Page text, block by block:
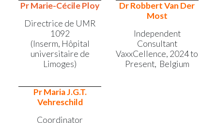
Pr Marie-Cécile Ploy
Directrice de UMR
1092
(Inserm, Hôpital
universitaire de
Limoges)
Dr Robbert Van Der
Most
Independent
Consultant
VaxxCellence, 2024 to
Present, Belgium
Pr Maria J.G.T.
Vehreschild
Coordinator